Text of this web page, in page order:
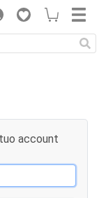
account